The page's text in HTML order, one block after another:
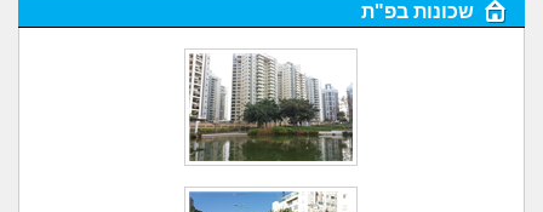
שכונות בפ"ת